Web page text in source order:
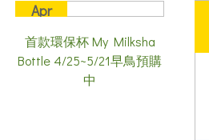
Apr
2023
首款環保杯 My Milksha
Bottle 4/25~5/21早鳥預購
中